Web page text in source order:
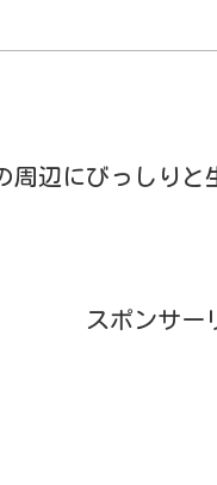
辺にびっしりと
スポンサー